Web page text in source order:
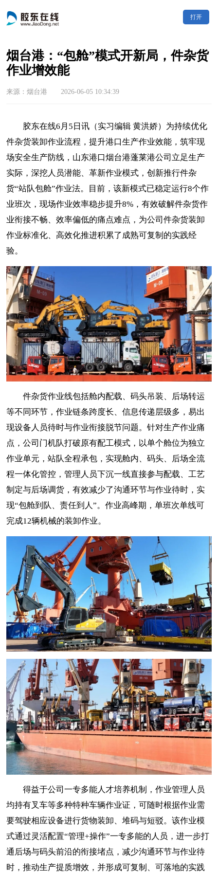
打开
烟台港：“包舱”模式开新局，件杂货
作业增效能
来源：烟台港 2026-06-05 10:34:39
胶东在线6月5日讯（实习编辑 黄洪娇）为持续优化
件杂货装卸作业流程，提升港口生产作业效能，筑牢现
场安全生产防线，山东港口烟台港蓬莱港公司立足生产
实际，深挖人员潜能、革新作业模式，创新推行件杂
货“站队包舱”作业法。目前，该新模式已稳定运行8个作
业班次，现场作业效率稳步提升8%，有效破解件杂货作
业衔接不畅、效率偏低的痛点难点，为公司件杂货装卸
作业标准化、高效化推进积累了成熟可复制的实践经
验。
件杂货作业线包括舱内配载、码头吊装、后场转运
等不同环节，作业链条跨度长、信息传递层级多，易出
现设备人员待时与作业衔接脱节问题。针对生产作业痛
点，公司门机队打破原有配工模式，以单个舱位为独立
作业单元，站队全程承包，实现舱内、码头、后场全流
程一体化管控，管理人员下沉一线直接参与配载、工艺
制定与后场调货，有效减少了沟通环节与作业待时，实
现“包舱到队、责任到人”。作业高峰期，单班次单线可
完成12辆机械的装卸作业。
得益于公司一专多能人才培养机制，作业管理人员
均持有叉车等多种特种车辆作业证，可随时根据作业需
要驾驶相应设备进行货物装卸、堆码与短驳。该作业模
式通过灵活配置“管理+操作”一专多能的人员，进一步打
通后场与码头前沿的衔接堵点，减少沟通环节与作业待
时，推动生产提质增效，并形成可复制、可落地的实践